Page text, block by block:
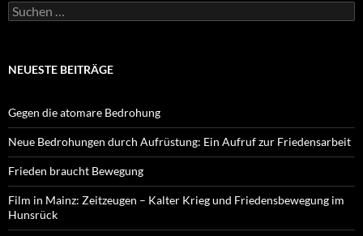
Suchen
nach:
NEUESTE BEITRÄGE
Gegen die atomare Bedrohung
Neue Bedrohungen durch Aufrüstung: Ein Aufruf zur Friedensarbeit
Frieden braucht Bewegung
Film in Mainz: Zeitzeugen – Kalter Krieg und Friedensbewegung im
Hunsrück